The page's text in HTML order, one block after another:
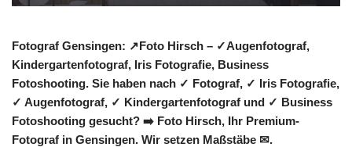
Fotograf Gensingen: ↗️Foto Hirsch – ✓Augenfotograf,
Kindergartenfotograf, Iris Fotografie, Business
Fotoshooting. Sie haben nach ✓ Fotograf, ✓ Iris Fotografie,
✓ Augenfotograf, ✓ Kindergartenfotograf und ✓ Business
Fotoshooting gesucht? ➡️ Foto Hirsch, Ihr Premium-
Fotograf in Gensingen. Wir setzen Maßstäbe ✉.